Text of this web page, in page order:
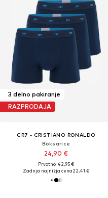
3 delno pakiranje
RAZPRODAJA
CR7 - CRISTIANO RONALDO
Boksarice
24,90 €
Prvotno: 42,95 €
Zadnja najnižja cena22,41 €